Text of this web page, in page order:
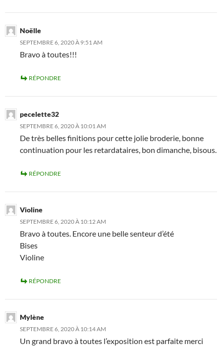
Noëlle
SEPTEMBRE 6, 2020 À 9:51 AM
Bravo à toutes!!!
RÉPONDRE
pecelette32
SEPTEMBRE 6, 2020 À 10:01 AM
De très belles finitions pour cette jolie broderie, bonne
continuation pour les retardataires, bon dimanche, bisous.
RÉPONDRE
Violine
SEPTEMBRE 6, 2020 À 10:12 AM
Bravo à toutes. Encore une belle senteur d’été
Bises
Violine
RÉPONDRE
Mylène
SEPTEMBRE 6, 2020 À 10:14 AM
Un grand bravo à toutes l’exposition est parfaite merci